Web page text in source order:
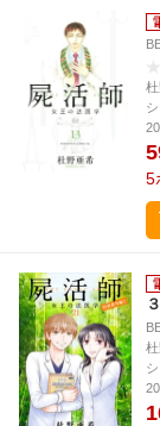
5
３